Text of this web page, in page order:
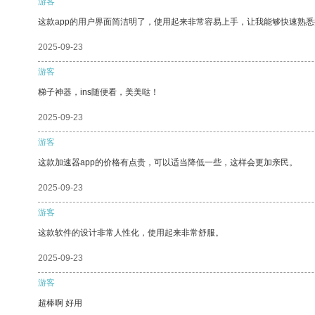
这款app的用户界面简洁明了，使用起来非常容易上手，让我能够快速熟
2025-09-23
游客
梯子神器，ins随便看，美美哒！
2025-09-23
游客
这款加速器app的价格有点贵，可以适当降低一些，这样会更加亲民。
2025-09-23
游客
这款软件的设计非常人性化，使用起来非常舒服。
2025-09-23
游客
超棒啊 好用